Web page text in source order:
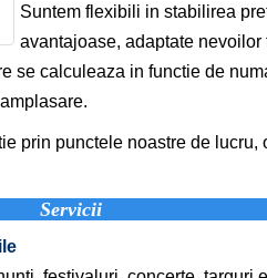
Suntem flexibili in stabilirea
avantajoase, adaptate
se calculeaza in functie de
prin punctele noastre de
Servicii